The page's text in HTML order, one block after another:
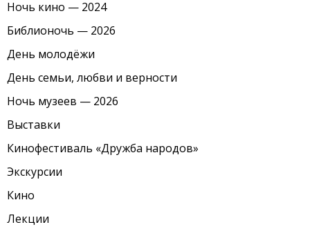
Ночь кино — 2024
Библионочь — 2026
День молодёжи
День семьи, любви и верности
Ночь музеев — 2026
Выставки
Кинофестиваль «Дружба народов»
Экскурсии
Кино
Лекции